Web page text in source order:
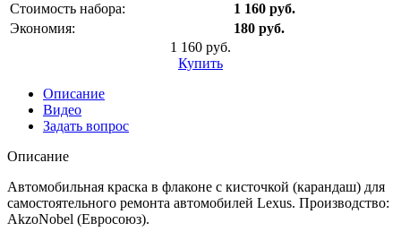
Стоимость набора:
1 160 руб.
Экономия:
180 руб.
1 160 руб.
Купить
Описание
Видео
Задать вопрос
Описание
Автомобильная краска в флаконе с кисточкой (карандаш) для
самостоятельного ремонта автомобилей Lexus. Производство:
AkzoNobel (Евросоюз).